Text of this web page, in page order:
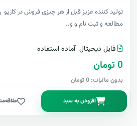
توليد کننده عزيز قبل از هر چیزی فروش در کازیو
مطالعه و ثبت نام و و..
فایل دیجیتال آماده استفاده
0 تومان
بدون مالیات: 0 تومان
افزودن به سبد